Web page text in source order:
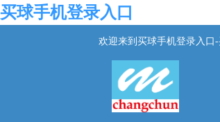
买球手机登录入口
欢迎来到买球手机登录入口